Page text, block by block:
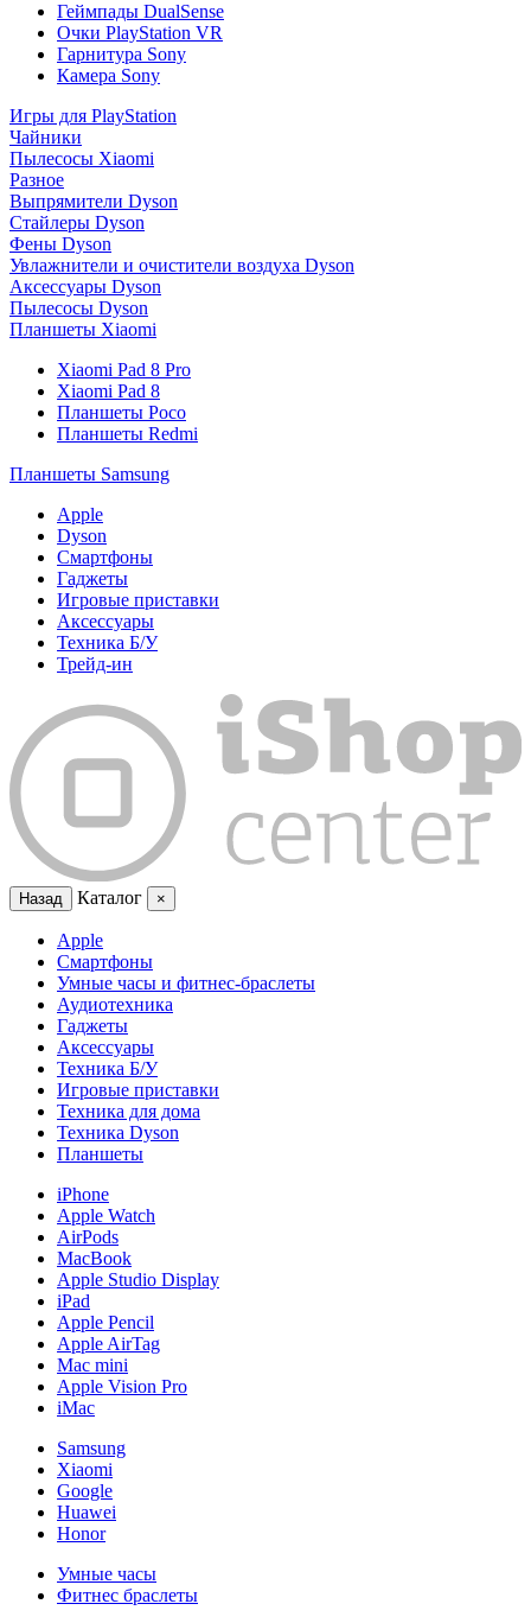
Геймпады DualSense
Очки PlayStation VR
Гарнитура Sony
Камера Sony
Игры для PlayStation
Чайники
Пылесосы Xiaomi
Разное
Выпрямители Dyson
Стайлеры Dyson
Фены Dyson
Увлажнители и очистители воздуха Dyson
Аксессуары Dyson
Пылесосы Dyson
Планшеты Xiaomi
Xiaomi Pad 8 Pro
Xiaomi Pad 8
Планшеты Poco
Планшеты Redmi
Планшеты Samsung
Apple
Dyson
Смартфоны
Гаджеты
Игровые приставки
Аксессуары
Техника Б/У
Трейд-ин
Назад Каталог ×
Apple
Смартфоны
Умные часы и фитнес-браслеты
Аудиотехника
Гаджеты
Аксессуары
Техника Б/У
Игровые приставки
Техника для дома
Техника Dyson
Планшеты
iPhone
Apple Watch
AirPods
MacBook
Apple Studio Display
iPad
Apple Pencil
Apple AirTag
Mac mini
Apple Vision Pro
iMac
Samsung
Xiaomi
Google
Huawei
Honor
Умные часы
Фитнес браслеты